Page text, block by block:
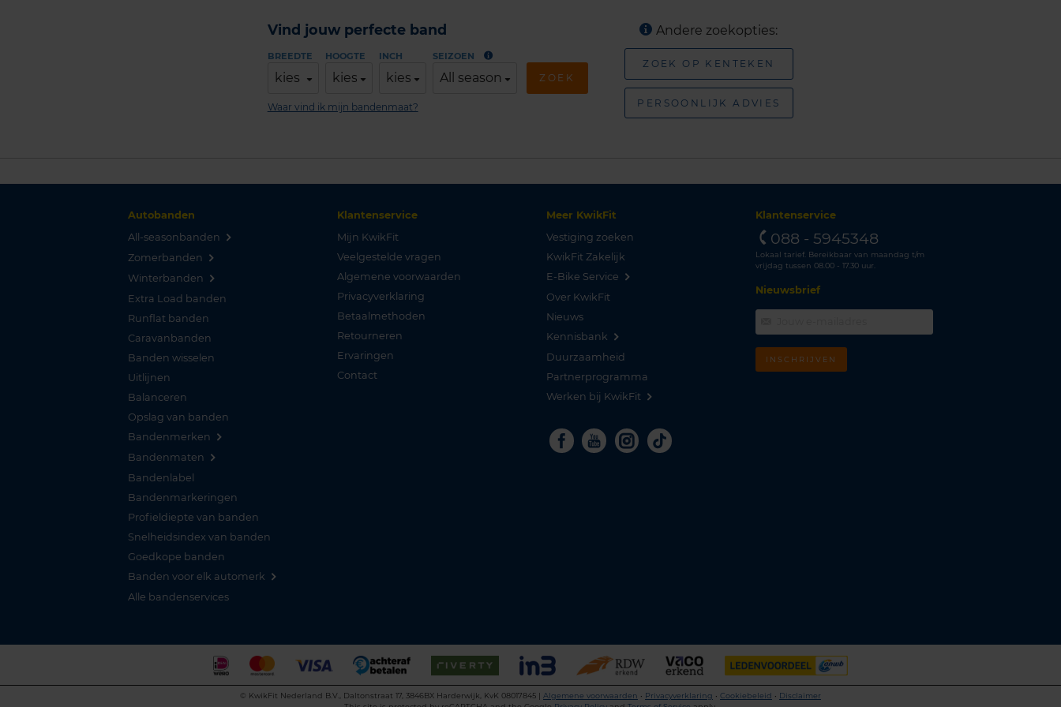
Vind jouw perfecte band
BREEDTE
kies
HOOGTE
kies
INCH
kies
SEIZOEN
All season ZOEK
Waar vind ik mijn bandenmaat?
Andere zoekopties:
ZOEK OP KENTEKEN
PERSOONLIJK ADVIES
Autobanden
All-seasonbanden
Zomerbanden
Winterbanden
Extra Load banden
Runflat banden
Caravanbanden
Banden wisselen
Uitlijnen
Balanceren
Opslag van banden
Bandenmerken
Bandenmaten
Bandenlabel
Bandenmarkeringen
Profieldiepte van banden
Snelheidsindex van banden
Goedkope banden
Banden voor elk automerk
Alle bandenservices
Klantenservice
Mijn KwikFit
Veelgestelde vragen
Algemene voorwaarden
Privacyverklaring
Betaalmethoden
Retourneren
Ervaringen
Contact
Meer KwikFit
Vestiging zoeken
KwikFit Zakelijk
E-Bike Service
Over KwikFit
Nieuws
Kennisbank
Duurzaamheid
Partnerprogramma
Werken bij KwikFit
Facebook
YoutubeInstagram
Tiktok
Klantenservice
088 - 5945348
Lokaal tarief. Bereikbaar van maandag t/m
vrijdag tussen 08.00 - 17.30 uur.
Nieuwsbrief
INSCHRIJVEN
© KwikFit Nederland B.V., Daltonstraat 17, 3846BX Harderwijk, KvK 08017845 | Algemene voorwaarden • Privacyverklaring • Cookiebeleid • Disclaimer